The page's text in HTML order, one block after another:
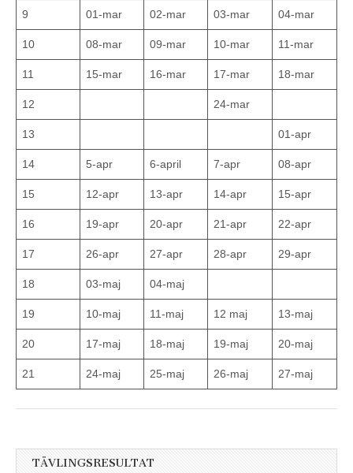
9 01-mar 02-mar 03-mar 04-mar
10 08-mar 09-mar 10-mar 11-mar
11 15-mar 16-mar 17-mar 18-mar
12 24-mar
13 01-apr
14 5-apr 6-april 7-apr 08-apr
15 12-apr 13-apr 14-apr 15-apr
16 19-apr 20-apr 21-apr 22-apr
17 26-apr 27-apr 28-apr 29-apr
18 03-maj 04-maj
19 10-maj 11-maj 12 maj 13-maj
20 17-maj 18-maj 19-maj 20-maj
21 24-maj 25-maj 26-maj 27-maj
TÄVLINGSRESULTAT